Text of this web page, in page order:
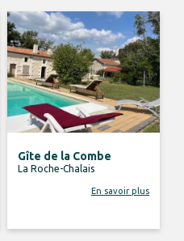
Gîte de la Combe
La Roche-Chalais
En savoir plus